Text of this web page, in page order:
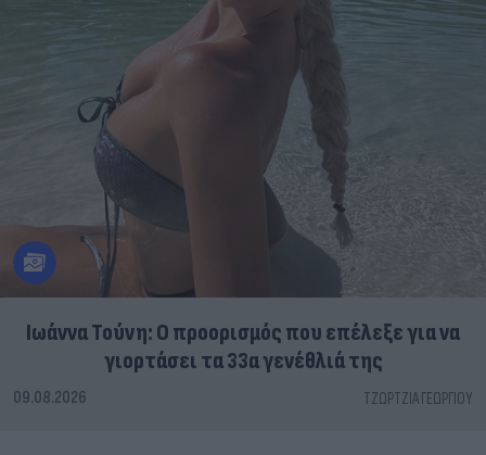
Ιωάννα Τούνη: Ο προορισμός που επέλεξε για να
γιορτάσει τα 33α γενέθλιά της
09.08.2026 ΤΖΏΡΤΖΙΑ ΓΕΩΡΓΊΟΥ